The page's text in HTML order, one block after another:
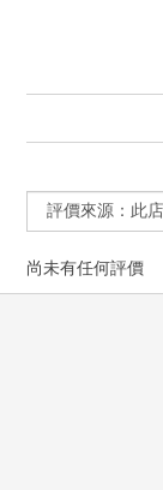
尚未有任何評價